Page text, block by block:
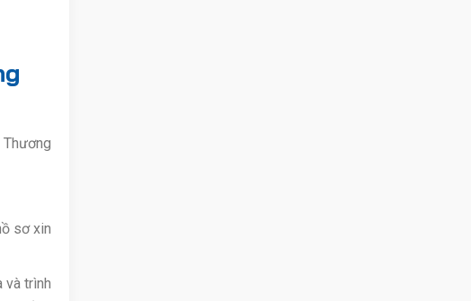
sơ xin
và trình